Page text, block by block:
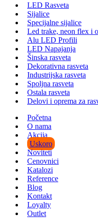
LED Rasveta
Sijalice
Specijalne sijalice
Led trake, neon flex i
Alu LED Profili
LED Napajanja
Šinska rasveta
Dekorativna rasveta
Industrijska rasveta
Spoljna rasveta
Ostala rasveta
Delovi i oprema za
Početna
O nama
Akcija
Uskoro
Noviteti
Cenovnici
Katalozi
Reference
Blog
Kontakt
Loyalty
Outlet